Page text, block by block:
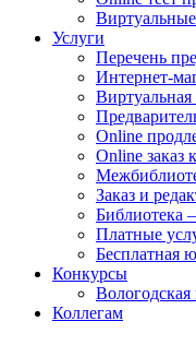
Услуги
Перечень
Интернет-
Виртуальная
Online
Online заказ
Заказ и
Библиотека
Платные
Бесплатная
Конкурсы
Вологодская
Коллегам